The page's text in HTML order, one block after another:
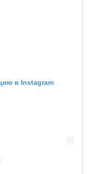
в Instagram